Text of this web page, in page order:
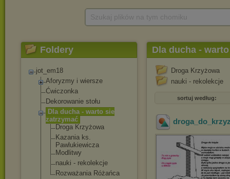
Foldery
jot_em18
Aforyzmy i wiersze
Ćwiczonka
Dekorowanie stołu
Dla ducha - warto sie
zatrzymać
Droga Krzyżowa
Kazania ks.
Pawlukiewicza
Modlitwy
nauki - rekolekcje
Rozważania Różańca
Dla ducha -
Droga Krzyżowa
nauki - rekolekcje
sortuj według: